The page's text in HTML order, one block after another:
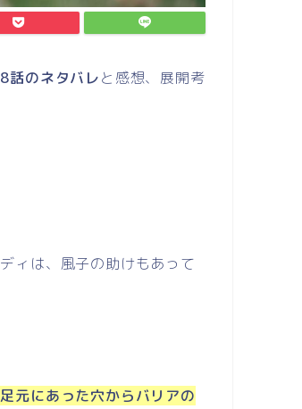
話のネタバレと感想、展開考
ィは、風子の助けもあって
元にあった穴からバリアの